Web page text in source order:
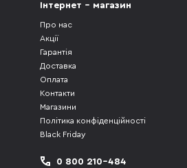
Інтернет - магазин
Про нас
Акції
Гарантія
Доставка
Оплата
Контакти
Магазини
Політика конфіденційності
Black Friday
0 800 210-484